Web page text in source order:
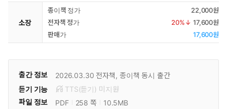
소장
종이책 정가
22,000원
전자책 정가
20%↓ 17,600원
판매가
17,600원
출간 정보 2026.03.30 전자책, 종이책 동시 출간
듣기 기능
TTS(듣기) 미 지원
파일 정보
PDF 258 쪽
10.5MB